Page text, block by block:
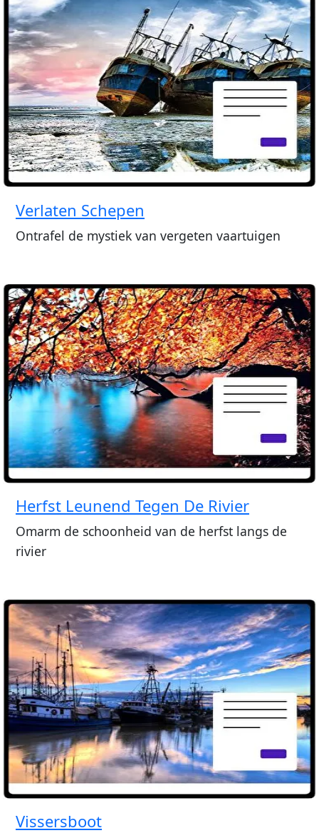
Verlaten Schepen
Ontrafel de mystiek van vergeten vaartuigen
Herfst Leunend Tegen De Rivier
Omarm de schoonheid van de herfst langs de
rivier
Vissersboot